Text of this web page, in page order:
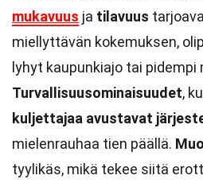
mukavuus ja tilavuus
miellyttävän kokemuksen,
lyhyt kaupunkiajo tai pidempi
Turvallisuusominaisuudet,
kuljettajaa avustavat
mielenrauhaa tien päällä.
tyylikäs, mikä tekee siitä